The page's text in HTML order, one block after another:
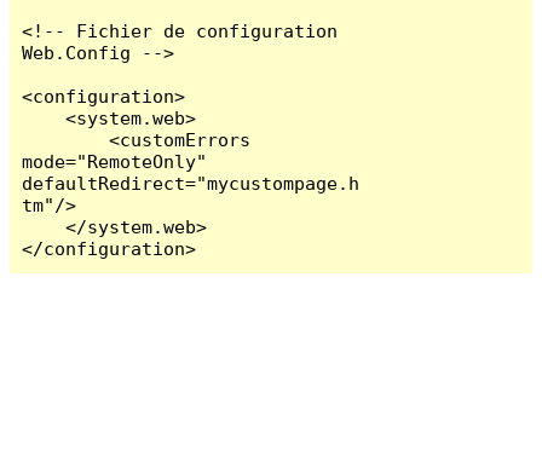
<!-- Fichier de configuration
Web.Config -->
<configuration>
    <system.web>
        <customErrors
mode="RemoteOnly"
defaultRedirect="mycustompage.h
tm"/>
    </system.web>
</configuration>